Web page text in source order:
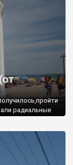
радиальные